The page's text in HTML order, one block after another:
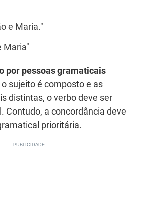
e Maria."
Maria"
por pessoas gramaticais
o sujeito é composto e as
distintas, o verbo deve ser
Contudo, a concordância deve
prioritária.